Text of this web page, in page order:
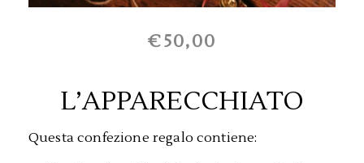
€50,00
L’APPARECCHIATO
Questa confezione regalo contiene: